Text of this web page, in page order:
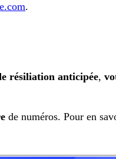
.
résiliation anticipée,
de numéros. Pour en